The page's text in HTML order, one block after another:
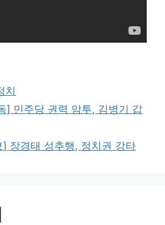
치
] 민주당 권력 암투, 김병기 갑
장경태 성추행, 정치권 강타